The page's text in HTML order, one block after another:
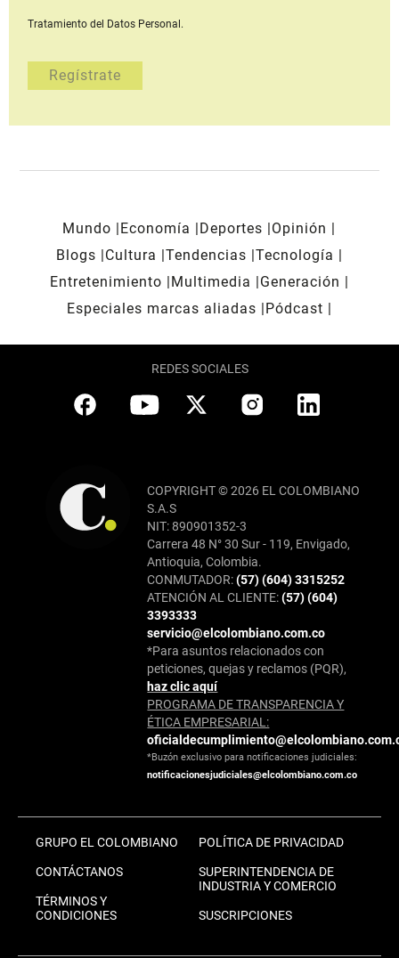
Tratamiento del Datos Personal.
Mundo Economía Deportes
Opinión
Blogs
Cultura Tendencias Tecnología
Entretenimiento
Multimedia
Generación
Especiales marcas aliadas
Pódcast
REDES SOCIALES
COPYRIGHT © 2026 EL COLOMBIANO
S.A.S
NIT: 890901352-3
Carrera 48 N° 30 Sur - 119, Envigado,
Antioquia, Colombia.
CONMUTADOR:(57) (604) 3315252
ATENCIÓN AL CLIENTE:(57) (604)
3393333
servicio@elcolombiano.com.co
*Para asuntos relacionados con
peticiones, quejas y reclamos (PQR),
haz clic aquí
PROGRAMA DE TRANSPARENCIA Y
ÉTICA EMPRESARIAL:
*Buzón exclusivo para notificaciones judiciales:
notificacionesjudiciales@elcolombiano.com.co
GRUPO EL COLOMBIANO
CONTÁCTANOS
TÉRMINOS Y
CONDICIONES
POLÍTICA DE PRIVACIDAD
SUPERINTENDENCIA DE
INDUSTRIA Y COMERCIO
SUSCRIPCIONES